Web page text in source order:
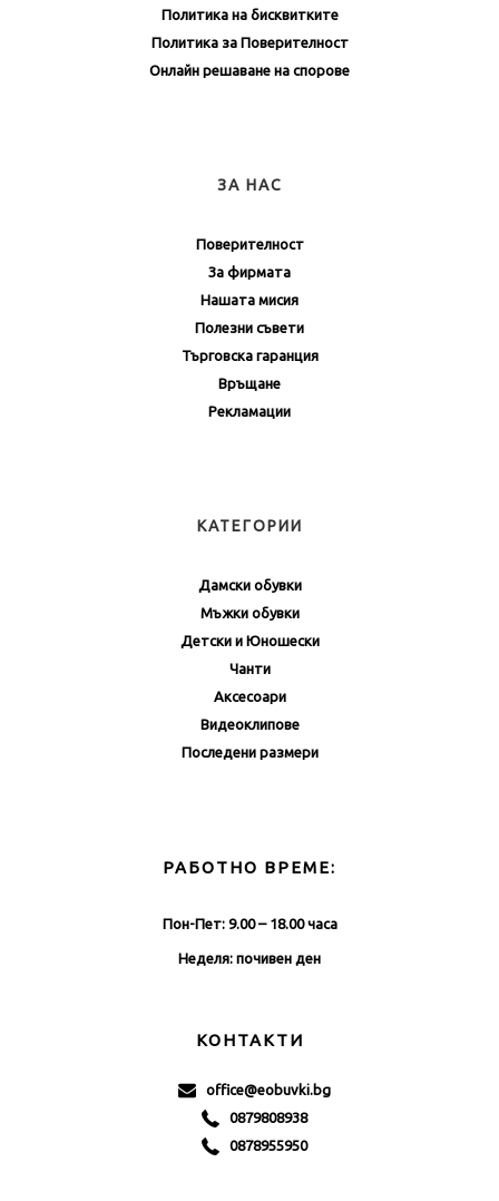
Политика на бисквитките
Политика за Поверителност
Онлайн решаване на спорове
ЗА НАС
Поверителност
За фирмата
Нашата мисия
Полезни съвети
Търговска гаранция
Връщане
Рекламации
КАТЕГОРИИ
Дамски обувки
Мъжки обувки
Детски и Юношески
Чанти
Аксесоари
Видеоклипове
Последени размери
РАБОТНО ВРЕМЕ:
Пон-Пет: 9.00 – 18.00 часа
Неделя: почивен ден
КОНТАКТИ
office@eobuvki.bg
0879808938
0878955950